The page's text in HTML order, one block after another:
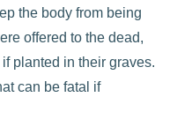
the body from being
offered to the dead,
planted in their graves.
can be fatal if